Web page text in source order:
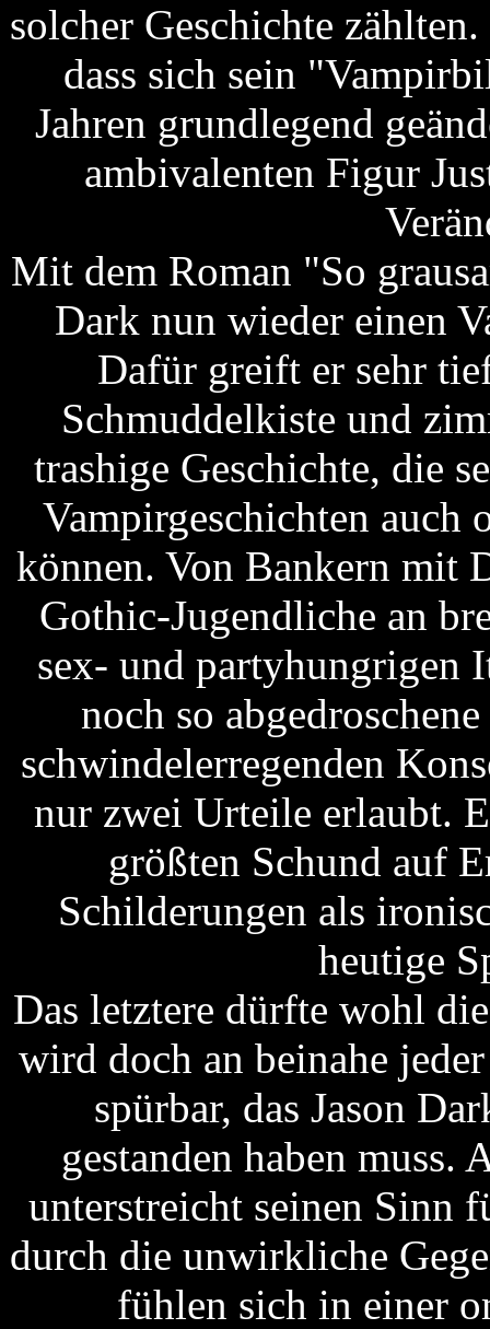
solcher Geschichte
dass sich sein
Jahren grundlegend
ambivalenten Figur
Mit dem Roman "So
Dark nun wieder einen
Dafür greift er sehr
Schmuddelkiste und
trashige Geschichte, die
Vampirgeschichten auch
können. Von Bankern mit
Gothic-Jugendliche an
sex- und partyhungrigen
noch so
schwindelerregenden
nur zwei Urteile erlaubt.
größten Schund auf
Schilderungen als
heutige
Das letztere dürfte wohl
wird doch an beinahe
spürbar, das Jason
gestanden haben
unterstreicht seinen Sinn
durch die unwirkliche
fühlen sich in einer